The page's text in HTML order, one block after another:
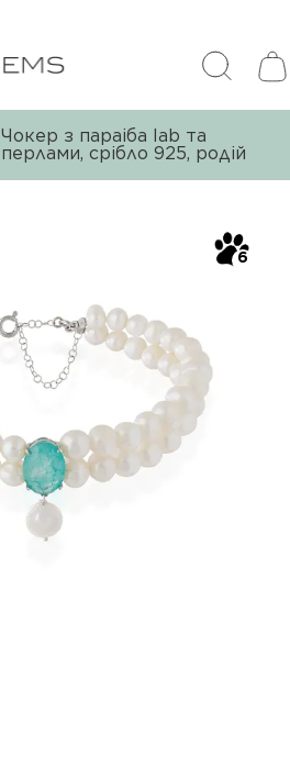
Чокер з параіба lab та
перлами, срібло 925, родій
6